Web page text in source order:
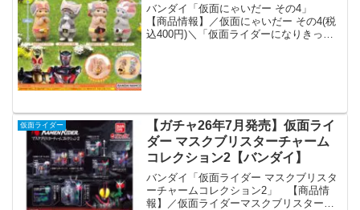
バンダイ「仮面にゃいだー その4」
【商品情報】／仮面にゃいだー その4(税
込400円)＼「仮面ライダーになりきった
仮面ライダー
【ガチャ26年7月発売】仮面ライ
ダー マスクブリスターチャーム
コレクション2【バンダイ】
バンダイ「仮面ライダー マスクブリスタ
ーチャームコレクション2」 【商品情
報】／仮面ライダーマスクブリスターチ